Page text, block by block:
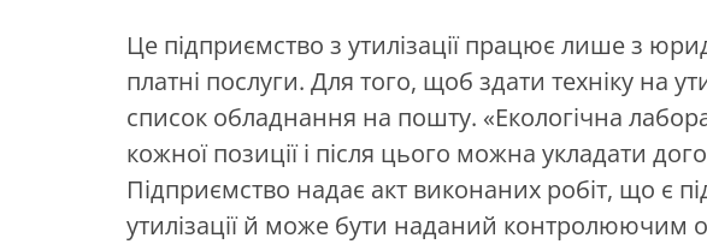
Це підприємство з утилізації працює лише з
платні послуги. Для того, щоб здати техніку на
список обладнання на пошту. «Екологічна
кожної позиції і після цього можна укладати
Підприємство надає акт виконаних робіт, що є
утилізації й може бути наданий контролюючим